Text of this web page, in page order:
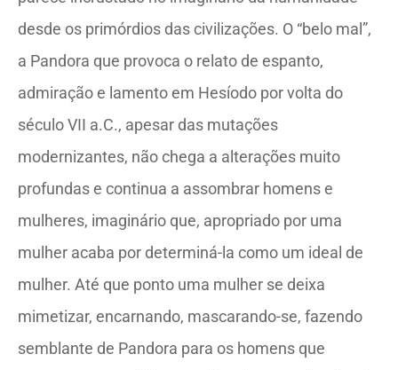
desde os primórdios das civilizações. O “belo mal”,
a Pandora que provoca o relato de espanto,
admiração e lamento em Hesíodo por volta do
século VII a.C., apesar das mutações
modernizantes, não chega a alterações muito
profundas e continua a assombrar homens e
mulheres, imaginário que, apropriado por uma
mulher acaba por determiná-la como um ideal de
mulher. Até que ponto uma mulher se deixa
mimetizar, encarnando, mascarando-se, fazendo
semblante de Pandora para os homens que